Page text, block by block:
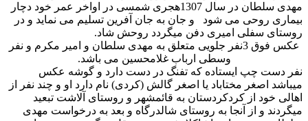
مهدی سلطان در سال 1307هجری شمسی در اواخر عمر خود دچار
بیماری روحی می شود و جان به جان آفرین تسلیم می نماید و در
روستای سفلی امیری دفن میگردد روحش شاد.
عکس فوق 3نفر جلویی متعلق به مهدی سلطان و امیر مکرم و نفر
وسطی ارباب غلامحسین می باشد.
نفر دست چپ ایستاده که تفنگ در دست دارد و گوشه عکس
میباشد اصغر مختاباد یا اصغر گالش (کردی) نام دارد او و چند نفر از
اهالی خود از کردکردستان به قائمشهر و روستای آلاشت تبعید
میگردند و از آنجا به روستای شالدرگاه و بعد به درخواست مهدی